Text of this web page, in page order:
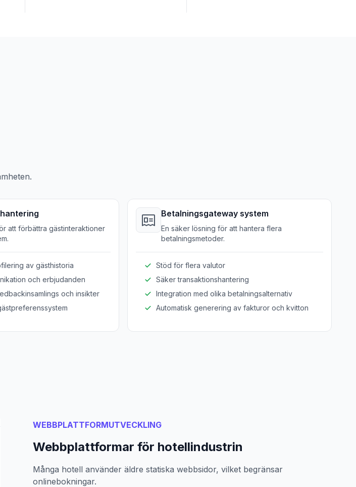
att förbättra gästinteraktioner
av gästhistoria
och erbjudanden
och insikter
Betalningsgateway system
En säker lösning för att hantera flera
betalningsmetoder.
Stöd för flera valutor
Säker transaktionshantering
Integration med olika betalningsalternativ
Automatisk generering av fakturor och kvitton
WEBBPLATTFORMUTVECKLING
Webbplattformar för hotellindustrin
Många hotell använder äldre statiska webbsidor, vilket begränsar
onlinebokningar.